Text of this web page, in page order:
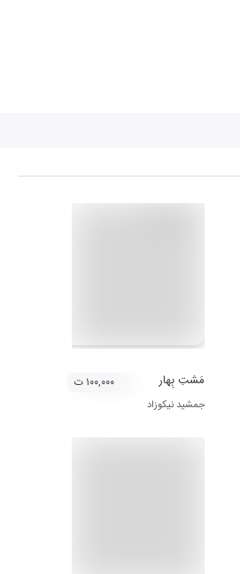
مَشتِ بِهار
جمشید نیکوزاد
۱۰۰,۰۰۰ ت